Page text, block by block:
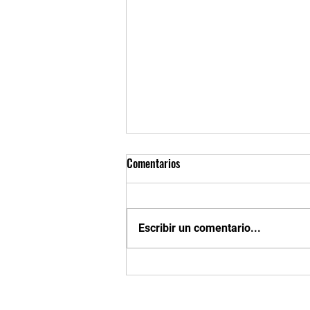
Encuentra nuestros turbos Master
Comentarios
Escribir un comentario...